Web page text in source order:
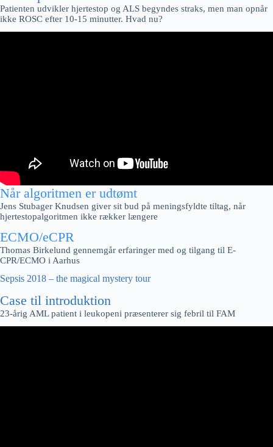
Patienten udvikler hjertestop og ALS begyndes straks, men man opnår
ikke ROSC efter 10-15 minutter. Hvad nu?
Når algoritmen er udtømt
Jens Stubager Knudsen giver sit bud på meningsfyldte tiltag, når
hjertestopalgoritmen ikke rækker længere
ECMO/eCPR
Thomas Birkelund gennemgår erfaringer med og tilgang til E-
CPR/ECMO i Aarhus
Sepsis 2018 – the magical mystery tour
Case til introduktion
23-årig AML patient i leukopeni præsenterer sig febril til FAM